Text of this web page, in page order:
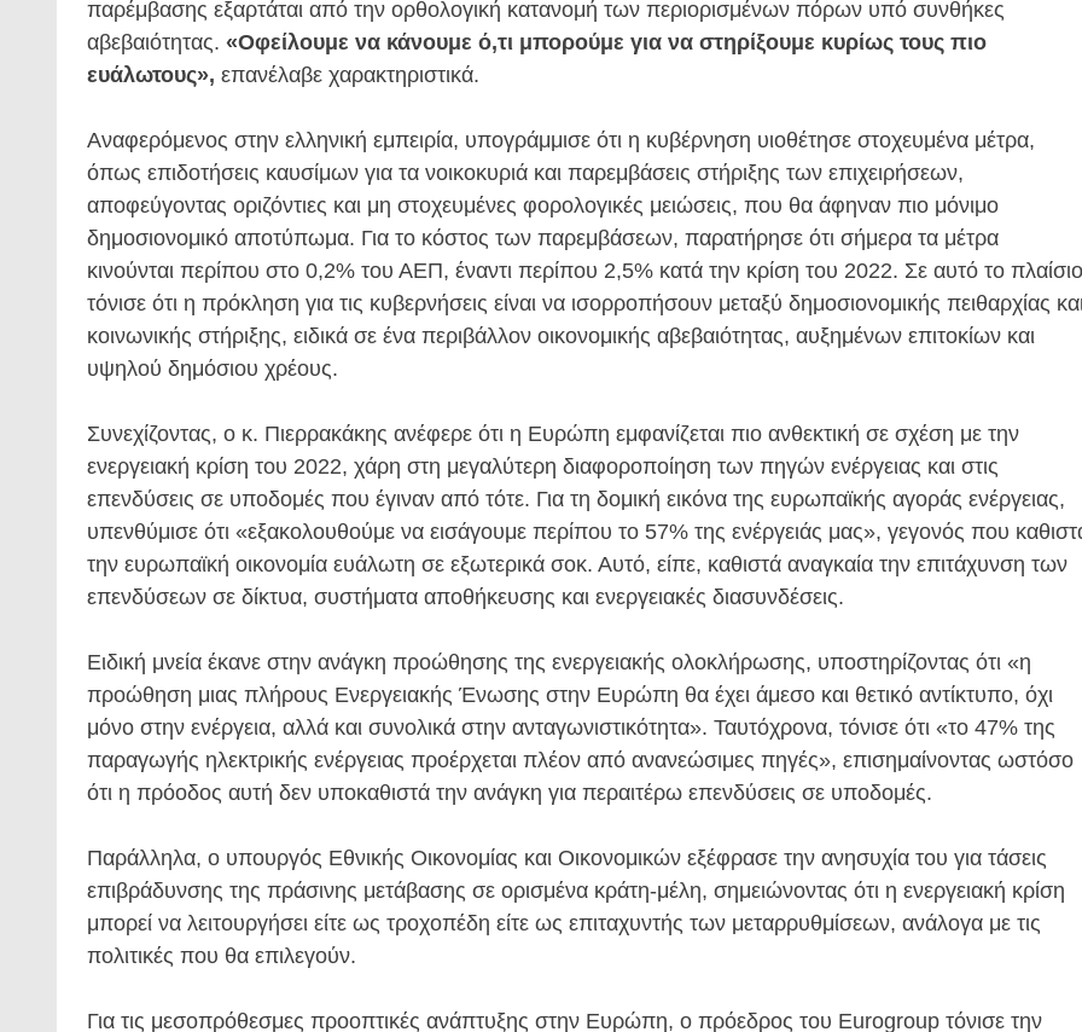
παρέμβασης εξαρτάται από την ορθολογική κατανομή των περιορισμένων πόρων υπό συνθήκες
αβεβαιότητας. «Οφείλουμε να κάνουμε ό,τι μπορούμε για να στηρίξουμε κυρίως τους πιο
ευάλωτους», επανέλαβε χαρακτηριστικά.
Αναφερόμενος στην ελληνική εμπειρία, υπογράμμισε ότι η κυβέρνηση υιοθέτησε στοχευμένα μέτρα,
όπως επιδοτήσεις καυσίμων για τα νοικοκυριά και παρεμβάσεις στήριξης των επιχειρήσεων,
αποφεύγοντας οριζόντιες και μη στοχευμένες φορολογικές μειώσεις, που θα άφηναν πιο μόνιμο
δημοσιονομικό αποτύπωμα. Για το κόστος των παρεμβάσεων, παρατήρησε ότι σήμερα τα μέτρα
κινούνται περίπου στο 0,2% του ΑΕΠ, έναντι περίπου 2,5% κατά την κρίση του 2022. Σε αυτό το
τόνισε ότι η πρόκληση για τις κυβερνήσεις είναι να ισορροπήσουν μεταξύ δημοσιονομικής πειθαρχίας
κοινωνικής στήριξης, ειδικά σε ένα περιβάλλον οικονομικής αβεβαιότητας, αυξημένων επιτοκίων και
υψηλού δημόσιου χρέους.
Συνεχίζοντας, ο κ. Πιερρακάκης ανέφερε ότι η Ευρώπη εμφανίζεται πιο ανθεκτική σε σχέση με την
ενεργειακή κρίση του 2022, χάρη στη μεγαλύτερη διαφοροποίηση των πηγών ενέργειας και στις
επενδύσεις σε υποδομές που έγιναν από τότε. Για τη δομική εικόνα της ευρωπαϊκής αγοράς ενέργειας,
υπενθύμισε ότι «εξακολουθούμε να εισάγουμε περίπου το 57% της ενέργειάς μας», γεγονός που
την ευρωπαϊκή οικονομία ευάλωτη σε εξωτερικά σοκ. Αυτό, είπε, καθιστά αναγκαία την επιτάχυνση των
επενδύσεων σε δίκτυα, συστήματα αποθήκευσης και ενεργειακές διασυνδέσεις.
Ειδική μνεία έκανε στην ανάγκη προώθησης της ενεργειακής ολοκλήρωσης, υποστηρίζοντας ότι «η
προώθηση μιας πλήρους Ενεργειακής Ένωσης στην Ευρώπη θα έχει άμεσο και θετικό αντίκτυπο, όχι
μόνο στην ενέργεια, αλλά και συνολικά στην ανταγωνιστικότητα». Ταυτόχρονα, τόνισε ότι «το 47% της
παραγωγής ηλεκτρικής ενέργειας προέρχεται πλέον από ανανεώσιμες πηγές», επισημαίνοντας ωστόσο
ότι η πρόοδος αυτή δεν υποκαθιστά την ανάγκη για περαιτέρω επενδύσεις σε υποδομές.
Παράλληλα, ο υπουργός Εθνικής Οικονομίας και Οικονομικών εξέφρασε την ανησυχία του για τάσεις
επιβράδυνσης της πράσινης μετάβασης σε ορισμένα κράτη-μέλη, σημειώνοντας ότι η ενεργειακή κρίση
μπορεί να λειτουργήσει είτε ως τροχοπέδη είτε ως επιταχυντής των μεταρρυθμίσεων, ανάλογα με τις
πολιτικές που θα επιλεγούν.
Για τις μεσοπρόθεσμες προοπτικές ανάπτυξης στην Ευρώπη, ο πρόεδρος του Eurogroup τόνισε την